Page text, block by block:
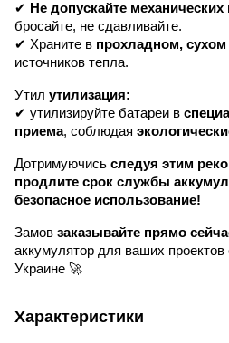
✔ Не допускайте
бросайте, не сдавливайте.
✔ Храните в прохладном, сухом
источников тепла.
Утил утилизация:
✔ утилизируйте батареи в
приема, соблюдая
Дотримуючись следуя этим
продлите срок службы
безопасное использование!
Замов заказывайте прямо
аккумулятор для ваших проектов
Украине 🚀
Характеристики